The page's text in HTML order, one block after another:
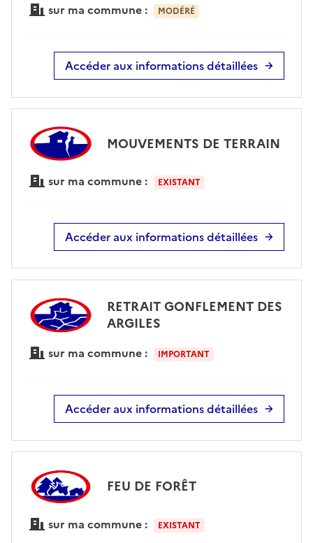
sur ma commune : MODÉRÉ
Accéder aux informations détaillées
MOUVEMENTS DE TERRAIN
sur ma commune : EXISTANT
Accéder aux informations détaillées
RETRAIT GONFLEMENT DES
ARGILES
sur ma commune : IMPORTANT
Accéder aux informations détaillées
FEU DE FORÊT
sur ma commune : EXISTANT